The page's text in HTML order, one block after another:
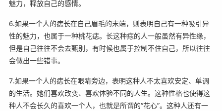
魅力，释放自己的感情。
6.如果一个人的痣长在自己眉毛的末端，则表明自己有一种吸引异
性的魅力，也属于一种桃花痣。长这种痣的人一般虽然有异性缘，
但是自己往往不会去甄别，有时候也属于控制不住自己，所以往往
会做出一些错事。
7.如果一个人的痣长在眼睛旁边，表明这种人不太喜欢安定、单调
的生活。她们喜欢改变、喜欢体验不同的人生。这种性格也使得这
种人不会长久的喜欢一个人，也就是所谓的“花心”。这种人还有一